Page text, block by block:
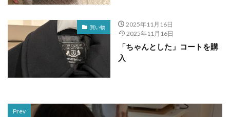
買い物
2025年11月16日
2025年11月16日
「ちゃんとした」コートを購
入
Prev